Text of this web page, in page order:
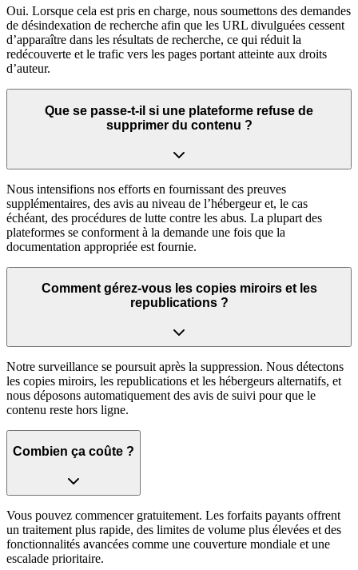
Oui. Lorsque cela est pris en charge, nous soumettons des demandes
de désindexation de recherche afin que les URL divulguées cessent
d’apparaître dans les résultats de recherche, ce qui réduit la
redécouverte et le trafic vers les pages portant atteinte aux droits
d’auteur.
Que se passe-t-il si une plateforme refuse de
supprimer du contenu ?
Nous intensifions nos efforts en fournissant des preuves
supplémentaires, des avis au niveau de l’hébergeur et, le cas
échéant, des procédures de lutte contre les abus. La plupart des
plateformes se conforment à la demande une fois que la
documentation appropriée est fournie.
Comment gérez-vous les copies miroirs et les
republications ?
Notre surveillance se poursuit après la suppression. Nous détectons
les copies miroirs, les republications et les hébergeurs alternatifs, et
nous déposons automatiquement des avis de suivi pour que le
contenu reste hors ligne.
Combien ça coûte ?
Vous pouvez commencer gratuitement. Les forfaits payants offrent
un traitement plus rapide, des limites de volume plus élevées et des
fonctionnalités avancées comme une couverture mondiale et une
escalade prioritaire.